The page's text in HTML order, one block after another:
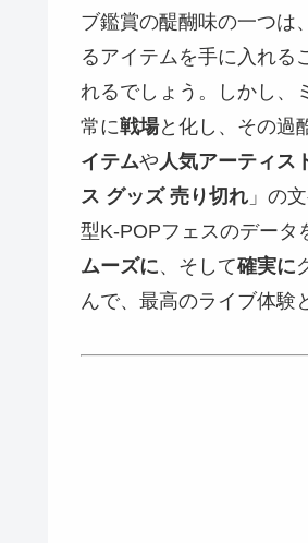
ブ鑑賞の醍醐味の一つは、
るアイテムを手に入れる
れるでしょう。しかし、
常に戦場と化し、その過
イテムや人気アーティス
ス グッズ 売り切れ 」の
型K-POPフェスのデータ
ムーズに、そして確実に
んで、最高のライブ体験